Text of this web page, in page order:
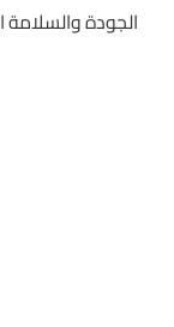
الجودة والسلامة